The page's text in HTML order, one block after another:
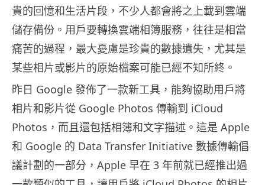
貴的回憶和生活片段，不少人都會將之上載到雲端
儲存備份。用戶要轉換雲端相簿服務，往往是相當
痛苦的過程，最大憂慮是珍貴的數據遺失，尤其是
某些相片或影片的原始檔案可能已經不知所終。
昨日 Google 發佈了一款新工具，能夠協助用戶將
相片和影片從 Google Photos 傳輸到 iCloud
Photos，而且還包括相簿和文字描述。這是 Apple
和 Google 的 Data Transfer Initiative 數據傳輸倡
議計劃的一部分，Apple 早在 3 年前就已經推出過